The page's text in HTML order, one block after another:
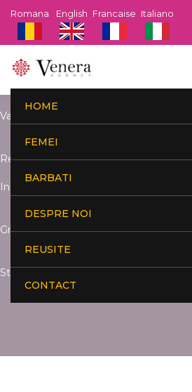
Italiano
Francaise
English
Romana
HOME
FEMEI
BARBATI
DESPRE NOI
REUSITE
CONTACT
Varsta:
Resedinta:
Inaltime:
Greutate:
Studii: